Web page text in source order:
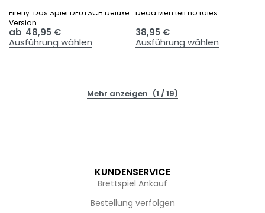
Firefly: Das Spiel DEUTSCH Deluxe
Version
ab 48,95 €
Ausführung wählen
Dead Men tell no tales
38,95 €
Ausführung wählen
(1 / 19)
KUNDENSERVICE
Brettspiel Ankauf
Bestellung verfolgen